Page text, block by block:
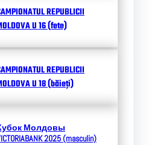
REPUBLICII
U 16 (fete)
REPUBLICII
U 18 (băieți)
Молдовы
2025 (masculin)